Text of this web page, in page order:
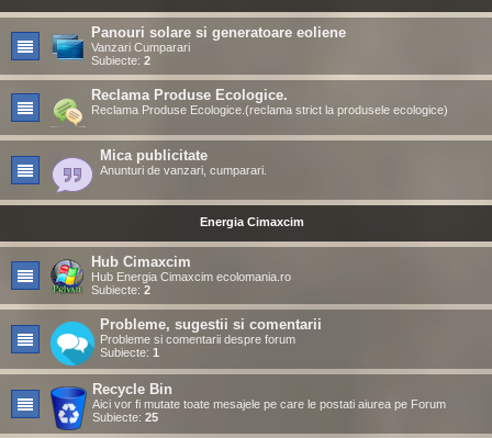
Panouri solare si generatoare eoliene
Vanzari Cumparari
Subiecte: 2
Reclama Produse Ecologice.
Reclama Produse Ecologice.(reclama strict la produsele ecologice)
Mica publicitate
Anunturi de vanzari, cumparari.
Energia Cimaxcim
Hub Cimaxcim
Hub Energia Cimaxcim ecolomania.ro
Subiecte: 2
Probleme, sugestii si comentarii
Probleme si comentarii despre forum
Subiecte: 1
Recycle Bin
Aici vor fi mutate toate mesajele pe care le postati aiurea pe Forum
Subiecte: 25